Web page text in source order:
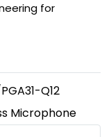
for
Q12
Microphone